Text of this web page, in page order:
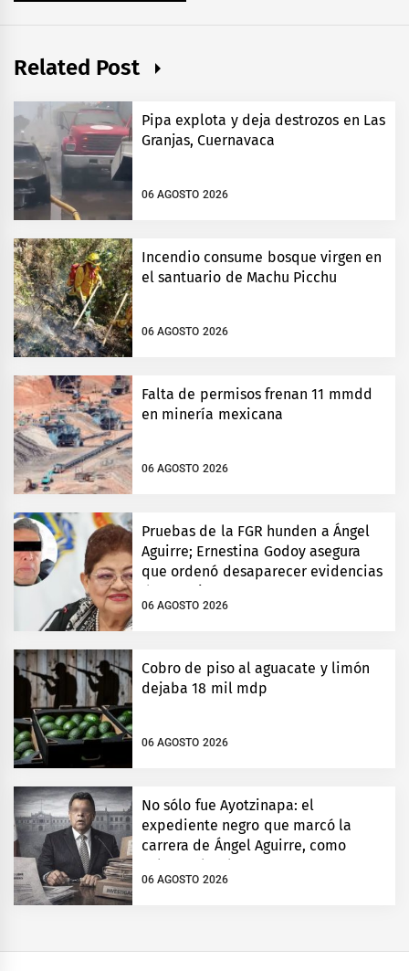
Related Post
Pipa explota y deja destrozos en Las
Granjas, Cuernavaca
06 AGOSTO 2026
Incendio consume bosque virgen en
el santuario de Machu Picchu
06 AGOSTO 2026
Falta de permisos frenan 11 mmdd
en minería mexicana
06 AGOSTO 2026
Pruebas de la FGR hunden a Ángel
Aguirre; Ernestina Godoy asegura
que ordenó desaparecer evidencias
de Ayotzinapa
06 AGOSTO 2026
Cobro de piso al aguacate y limón
dejaba 18 mil mdp
06 AGOSTO 2026
No sólo fue Ayotzinapa: el
expediente negro que marcó la
carrera de Ángel Aguirre, como
gobernador de Guerrero
06 AGOSTO 2026